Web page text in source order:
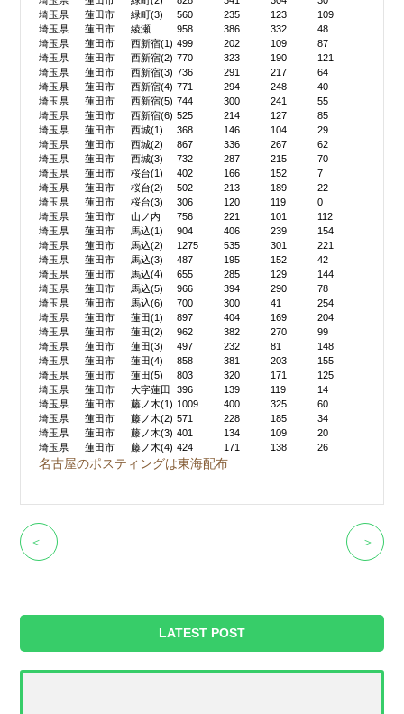
埼玉県
蓮田市 緑町(3) 560 235 123
109
埼玉県
蓮田市 綾瀬 958 386 332
48
埼玉県
蓮田市 西新宿(1) 499 202 109
87
埼玉県
蓮田市 西新宿(2) 770 323 190
121
埼玉県
蓮田市 西新宿(3) 736 291 217
64
埼玉県
蓮田市 西新宿(4) 771 294 248
40
埼玉県
蓮田市 西新宿(5) 744 300 241
55
埼玉県
蓮田市 西新宿(6) 525 214 127
85
埼玉県
蓮田市 西城(1) 368 146 104
29
埼玉県
蓮田市 西城(2) 867 336 267
62
埼玉県
蓮田市 西城(3) 732 287 215
70
埼玉県
蓮田市 桜台(1) 402 166 152
7
埼玉県
蓮田市 桜台(2) 502 213 189
22
埼玉県
蓮田市 桜台(3) 306 120 119
0
埼玉県
蓮田市 山ノ内 756 221 101
112
埼玉県
蓮田市 馬込(1) 904 406 239
154
埼玉県
蓮田市 馬込(2) 1275 535 301
221
埼玉県
蓮田市 馬込(3) 487 195 152
42
埼玉県
蓮田市 馬込(4) 655 285 129
144
埼玉県
蓮田市 馬込(5) 966 394 290
78
埼玉県
蓮田市 馬込(6) 700 300 41
254
埼玉県
蓮田市 蓮田(1) 897 404 169
204
埼玉県
蓮田市 蓮田(2) 962 382 270
99
埼玉県
蓮田市 蓮田(3) 497 232 81
148
埼玉県
蓮田市 蓮田(4) 858 381 203
155
埼玉県
蓮田市 蓮田(5) 803 320 171
125
埼玉県
蓮田市 大字蓮田 396 139 119
14
埼玉県
蓮田市 藤ノ木(1) 1009 400 325
60
埼玉県
蓮田市 藤ノ木(2) 571 228 185
34
埼玉県
蓮田市 藤ノ木(3) 401 134 109
20
埼玉県
蓮田市 藤ノ木(4) 424 171 138 26
名古屋のポスティングは東海配布
＞
＜
LATEST POST